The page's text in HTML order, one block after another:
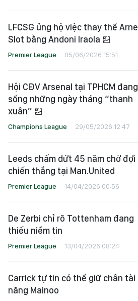
LFCSG ủng hộ việc thay thế Arne
Slot bằng Andoni Iraola
Premier League 05/06/2026 15:51
Hội CĐV Arsenal tại TPHCM đang
sống những ngày tháng “thanh
xuân”
Champions League 29/05/2026 12:47
Leeds chấm dứt 45 năm chờ đợi
chiến thắng tại Man.United
Premier League 14/04/2026 00:56
De Zerbi chỉ rõ Tottenham đang
thiếu niềm tin
Premier League 13/04/2026 08:24
Carrick tự tin có thể giữ chân tài
năng Mainoo